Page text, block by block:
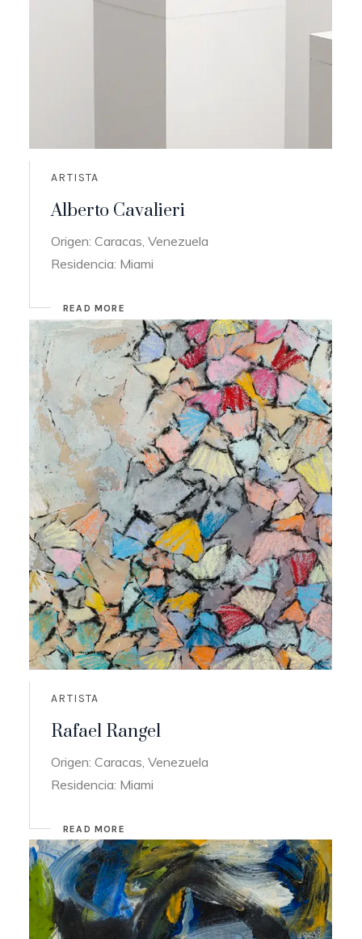
ARTISTA
Alberto Cavalieri
Origen: Caracas, Venezuela
Residencia: Miami
READ MORE
ARTISTA
Rafael Rangel
Origen: Caracas, Venezuela
Residencia: Miami
READ MORE